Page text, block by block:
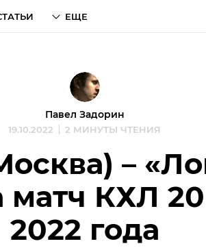
ЕЩЕ
Павел Задорин
19.10.2022 2 МИНУТЫ ЧТЕНИЯ
–
матч КХЛ
2022 года